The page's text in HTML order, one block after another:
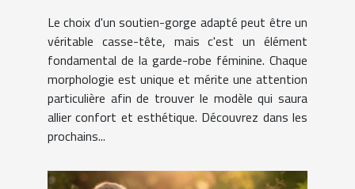
Le choix d'un soutien-gorge adapté peut être un
véritable casse-tête, mais c'est un élément
fondamental de la garde-robe féminine. Chaque
morphologie est unique et mérite une attention
particulière afin de trouver le modèle qui saura
allier confort et esthétique. Découvrez dans les
prochains...